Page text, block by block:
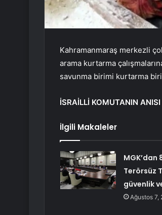
Kahramanmaraş merkezli çok
arama kurtarma
savunma birimi kurtarma
İSRAİLLİ KOMUTANIN
İlgili Makaleler
Terörsüz
güvenlik
Ağustos 7,